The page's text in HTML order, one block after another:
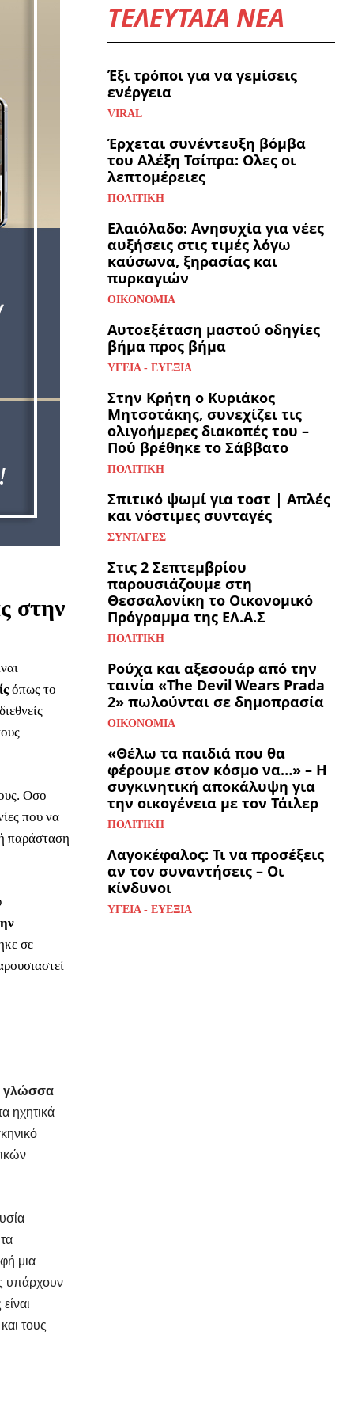
στην
όπως το
Οσο
που να
παράσταση
σε
γλώσσα
ηχητικά
μια
υπάρχουν
τους
ΤΕΛΕΥΤΑΙΑ ΝΕΑ
Έξι τρόποι για να γεμίσεις
ενέργεια
VIRAL
Έρχεται συνέντευξη βόμβα
του Αλέξη Τσίπρα: Ολες οι
λεπτομέρειες
ΠΟΛΙΤΙΚΉ
Ελαιόλαδο: Ανησυχία για νέες
αυξήσεις στις τιμές λόγω
καύσωνα, ξηρασίας και
πυρκαγιών
ΟΙΚΟΝΟΜΊΑ
Αυτοεξέταση μαστού οδηγίες
βήμα προς βήμα
ΥΓΕΊΑ - ΕΥΕΞΊΑ
Στην Κρήτη ο Κυριάκος
Μητσοτάκης, συνεχίζει τις
ολιγοήμερες διακοπές του –
Πού βρέθηκε το Σάββατο
ΠΟΛΙΤΙΚΉ
Σπιτικό ψωμί για τοστ | Απλές
και νόστιμες συνταγές
ΣΥΝΤΑΓΈΣ
Στις 2 Σεπτεμβρίου
παρουσιάζουμε στη
Θεσσαλονίκη το Οικονομικό
Πρόγραμμα της ΕΛ.Α.Σ
ΠΟΛΙΤΙΚΉ
Ρούχα και αξεσουάρ από την
ταινία «The Devil Wears Prada
2» πωλούνται σε δημοπρασία
ΟΙΚΟΝΟΜΊΑ
«Θέλω τα παιδιά που θα
φέρουμε στον κόσμο να…» – Η
συγκινητική αποκάλυψη για
την οικογένεια με τον Τάιλερ
ΠΟΛΙΤΙΚΉ
Λαγοκέφαλος: Τι να προσέξεις
αν τον συναντήσεις – Οι
κίνδυνοι
ΥΓΕΊΑ - ΕΥΕΞΊΑ